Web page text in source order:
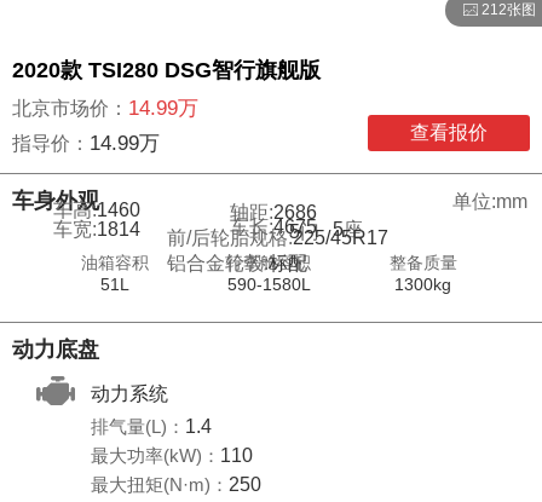
212张图
2020款 TSI280 DSG智行旗舰版
北京市场价： 14.99万
指导价： 14.99万 查看报价
车身外观
单位:mm
车长:4675
车宽:1814 5座
5门
车高:1460 轴距:2686
前/后轮胎规格:225/45R17
铝合金轮毂:标配
油箱容积
51L
行李舱容积
590-1580L
整备质量
1300kg
动力底盘
动力系统
排气量(L)： 1.4
最大功率(kW)： 110
最大扭矩(N·m)： 250